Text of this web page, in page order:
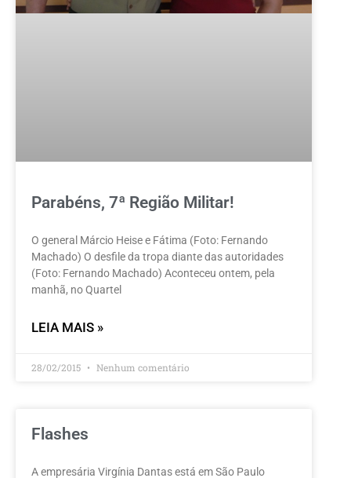
Parabéns, 7ª Região Militar!
O general Márcio Heise e Fátima (Foto: Fernando
Machado) O desfile da tropa diante das autoridades
(Foto: Fernando Machado) Aconteceu ontem, pela
manhã, no Quartel
LEIA MAIS »
28/02/2015 Nenhum comentário
Flashes
A empresária Virgínia Dantas está em São Paulo